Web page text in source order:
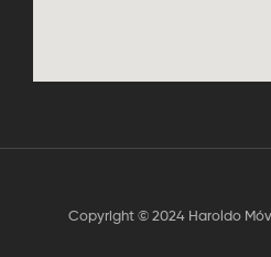
Copyright © 2024 Haroldo